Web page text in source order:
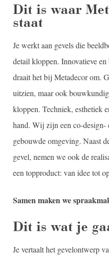
Dit is waar
staat
Je werkt aan gevels die
detail kloppen. Innovatieve en
draait het bij Metadecor om.
uitzien, maar ook
kloppen. Techniek, esthetiek
hand. Wij zijn een co-design-
gebouwde omgeving. Naast
gevel, nemen we ook de
een topproduct: van idee tot
Samen maken we
Dit is wat je
Je vertaalt het gevelontwerp